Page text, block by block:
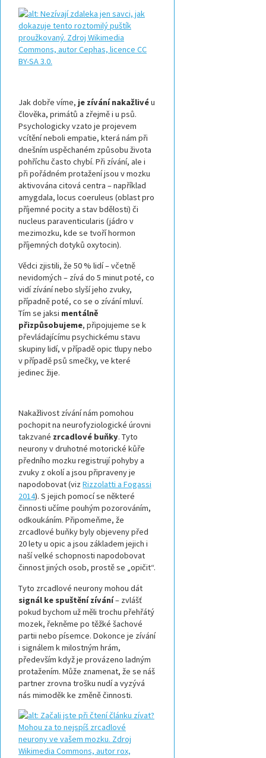
Jak dobře víme, je zívání nakažlivéu
člověka, primátů a zřejmě i u psů.
Psychologicky vzato je projevem
vcítění neboli empatie, která nám při
dnešním uspěchaném způsobu života
pohříchu často chybí. Při zívání, ale i
při pořádném protažení jsou v mozku
aktivována citová centra – například
amygdala, locus coeruleus (oblast pro
příjemné pocity a stav bdělosti) či
nucleus paraventicularis (jádro v
mezimozku, kde se tvoří hormon
příjemných dotyků oxytocin).
Vědci zjistili, že 50 % lidí – včetně
nevidomých – zívá do 5 minut poté, co
vidí zívání nebo slyší jeho zvuky,
případně poté, co se o zívání mluví.
Tím se jaksi mentálně
přizpůsobujeme, připojujeme se k
převládajícímu psychickému stavu
skupiny lidí, v případě opic tlupy nebo
v případě psů smečky, ve které
jedinec žije.
Nakažlivost zívání nám pomohou
pochopit na neurofyziologické úrovni
takzvané zrcadlové buňky. Tyto
neurony v druhotné motorické kůře
předního mozku registrují pohyby a
zvuky z okolí a jsou připraveny je
napodobovat (viz Rizzolatti a Fogassi
2014). S jejich pomocí se některé
činnosti učíme pouhým pozorováním,
odkoukáním. Připomeňme, že
zrcadlové buňky byly objeveny před
20 lety u opic a jsou základem jejich i
naší velké schopnosti napodobovat
činnost jiných osob, prostě se „opičit“.
Tyto zrcadlové neurony mohou dát
signál ke spuštění zívání– zvlášť
pokud bychom už měli trochu přehřátý
mozek, řekněme po těžké šachové
partii nebo písemce. Dokonce je zívání
i signálem k milostným hrám,
především když je provázeno ladným
protažením. Může znamenat, že se náš
partner zrovna trošku nudí a vyzývá
nás mimoděk ke změně činnosti.